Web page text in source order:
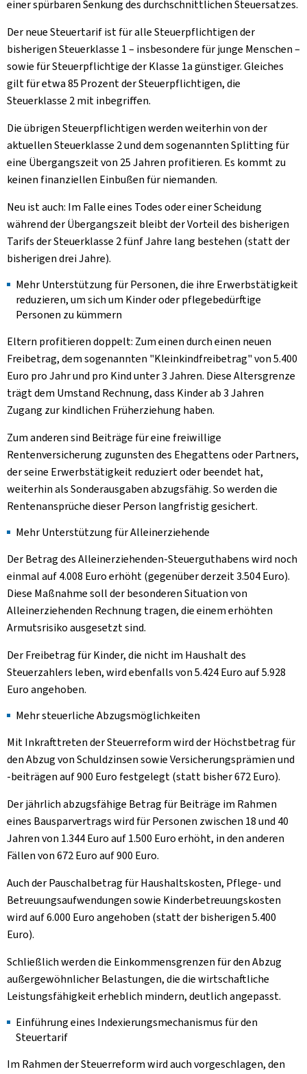
einer spürbaren Senkung des durchschnittlichen Steuersatzes.
Der neue Steuertarif ist für alle Steuerpflichtigen der
bisherigen Steuerklasse 1 – insbesondere für junge Menschen –
sowie für Steuerpflichtige der Klasse 1a günstiger. Gleiches
gilt für etwa 85 Prozent der Steuerpflichtigen, die
Steuerklasse 2 mit inbegriffen.
Die übrigen Steuerpflichtigen werden weiterhin von der
aktuellen Steuerklasse 2 und dem sogenannten Splitting für
eine Übergangszeit von 25 Jahren profitieren. Es kommt zu
keinen finanziellen Einbußen für niemanden.
Neu ist auch: Im Falle eines Todes oder einer Scheidung
während der Übergangszeit bleibt der Vorteil des bisherigen
Tarifs der Steuerklasse 2 fünf Jahre lang bestehen (statt der
bisherigen drei Jahre).
Mehr Unterstützung für Personen, die ihre Erwerbstätigkeit
reduzieren, um sich um Kinder oder pflegebedürftige
Personen zu kümmern
Eltern profitieren doppelt: Zum einen durch einen neuen
Freibetrag, dem sogenannten "Kleinkindfreibetrag" von 5.400
Euro pro Jahr und pro Kind unter 3 Jahren. Diese Altersgrenze
trägt dem Umstand Rechnung, dass Kinder ab 3 Jahren
Zugang zur kindlichen Früherziehung haben.
Zum anderen sind Beiträge für eine freiwillige
Rentenversicherung zugunsten des Ehegattens oder Partners,
der seine Erwerbstätigkeit reduziert oder beendet hat,
weiterhin als Sonderausgaben abzugsfähig. So werden die
Rentenansprüche dieser Person langfristig gesichert.
Mehr Unterstützung für Alleinerziehende
Der Betrag des Alleinerziehenden-Steuerguthabens wird noch
einmal auf 4.008 Euro erhöht (gegenüber derzeit 3.504 Euro).
Diese Maßnahme soll der besonderen Situation von
Alleinerziehenden Rechnung tragen, die einem erhöhten
Armutsrisiko ausgesetzt sind.
Der Freibetrag für Kinder, die nicht im Haushalt des
Steuerzahlers leben, wird ebenfalls von 5.424 Euro auf 5.928
Euro angehoben.
Mehr steuerliche Abzugsmöglichkeiten
Mit Inkrafttreten der Steuerreform wird der Höchstbetrag für
den Abzug von Schuldzinsen sowie Versicherungsprämien und
-beiträgen auf 900 Euro festgelegt (statt bisher 672 Euro).
Der jährlich abzugsfähige Betrag für Beiträge im Rahmen
eines Bausparvertrags wird für Personen zwischen 18 und 40
Jahren von 1.344 Euro auf 1.500 Euro erhöht, in den anderen
Fällen von 672 Euro auf 900 Euro.
Auch der Pauschalbetrag für Haushaltskosten, Pflege- und
Betreuungsaufwendungen sowie Kinderbetreuungskosten
wird auf 6.000 Euro angehoben (statt der bisherigen 5.400
Euro).
Schließlich werden die Einkommensgrenzen für den Abzug
außergewöhnlicher Belastungen, die die wirtschaftliche
Leistungsfähigkeit erheblich mindern, deutlich angepasst.
Einführung eines Indexierungsmechanismus für den
Steuertarif
Im Rahmen der Steuerreform wird auch vorgeschlagen, den